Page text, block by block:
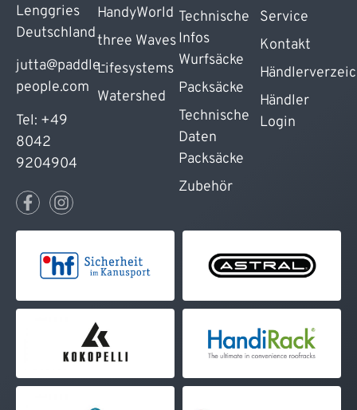
Lenggries
Deutschland
jutta@paddle-
people.com
Tel: +49
8042
9204904
HandyWorld
three Waves
Lifesystems
Watershed
Technische
Infos
Wurfsäcke
Packsäcke
Technische
Daten
Packsäcke
Zubehör
Service
Kontakt
Händler
Login